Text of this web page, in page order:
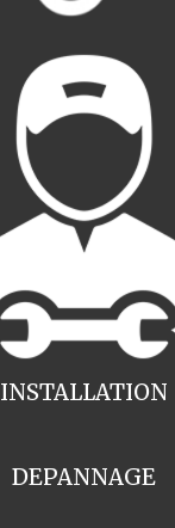
INSTALLATION
DEPANNAGE